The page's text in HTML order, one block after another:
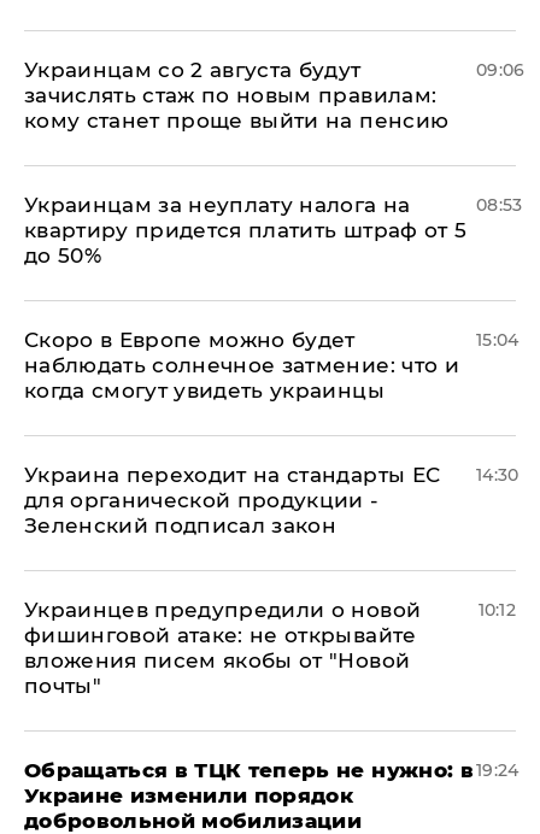
Украинцам со 2 августа будут
зачислять стаж по новым правилам:
кому станет проще выйти на пенсию
09:06
Украинцам за неуплату налога на
квартиру придется платить штраф от 5
до 50%
08:53
Скоро в Европе можно будет
наблюдать солнечное затмение: что и
когда смогут увидеть украинцы
15:04
Украина переходит на стандарты ЕС
для органической продукции -
Зеленский подписал закон
14:30
Украинцев предупредили о новой
фишинговой атаке: не открывайте
вложения писем якобы от "Новой
почты"
10:12
Обращаться в ТЦК теперь не нужно: в
Украине изменили порядок
добровольной мобилизации
19:24